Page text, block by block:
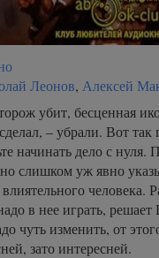
Леонов, Алексей
убит, бесценная
– убрали. Вот так
начинать дело с нуля.
слишком уж явно
человека.
в нее играть, решает
чуть изменить, от
зато интересней.